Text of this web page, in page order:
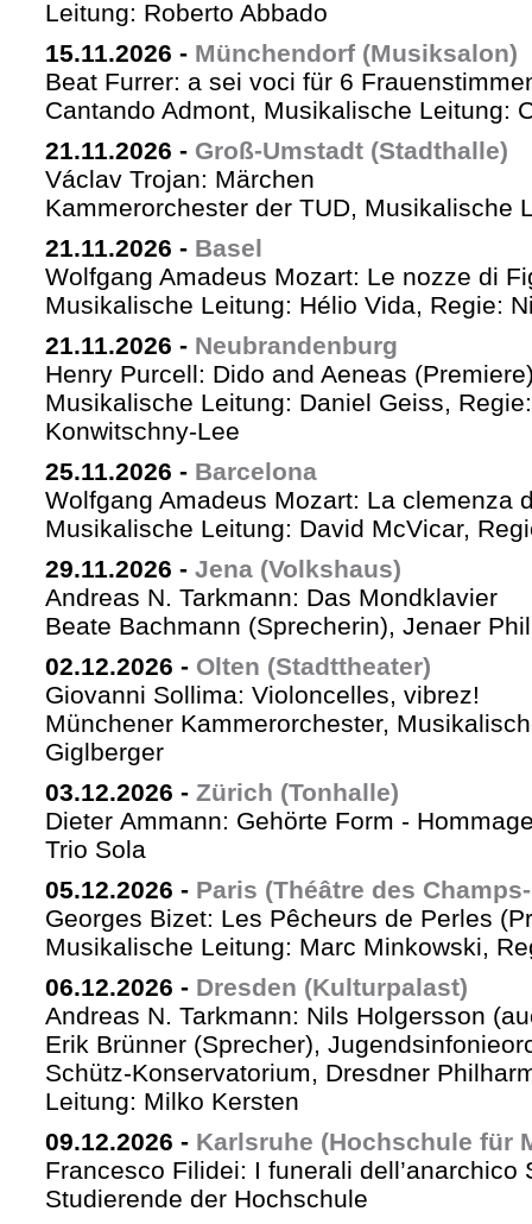
Leitung: Roberto Abbado
15.11.2026 - Münchendorf (Musiksalon)
Beat Furrer: a sei voci für 6
Cantando Admont, Musikalische Leitung:
21.11.2026 - Groß-Umstadt (Stadthalle)
Václav Trojan: Märchen
Kammerorchester der TUD, Musikalische
21.11.2026 - Basel
Wolfgang Amadeus Mozart: Le nozze di
Musikalische Leitung: Hélio Vida, Regie:
21.11.2026 - Neubrandenburg
Henry Purcell: Dido and Aeneas
Musikalische Leitung: Daniel Geiss,
Konwitschny-Lee
25.11.2026 - Barcelona
Wolfgang Amadeus Mozart: La clemenza
Musikalische Leitung: David McVicar,
29.11.2026 - Jena (Volkshaus)
Andreas N. Tarkmann: Das Mondklavier
Beate Bachmann (Sprecherin), Jenaer
02.12.2026 - Olten (Stadttheater)
Giovanni Sollima: Violoncelles, vibrez!
Münchener Kammerorchester,
Giglberger
03.12.2026 - Zürich (Tonhalle)
Dieter Ammann: Gehörte Form -
Trio Sola
05.12.2026 - Paris (Théâtre des
Georges Bizet: Les Pêcheurs de Perles
Musikalische Leitung: Marc Minkowski,
06.12.2026 - Dresden (Kulturpalast)
Andreas N. Tarkmann: Nils Holgersson
Erik Brünner (Sprecher),
Schütz-Konservatorium, Dresdner
Leitung: Milko Kersten
09.12.2026 - Karlsruhe (Hochschule für
Francesco Filidei: I funerali dell’anarchico
Studierende der Hochschule